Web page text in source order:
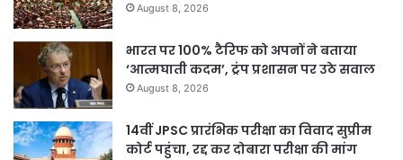
August 8, 2026
भारत पर 100% टैरिफ को अपनों ने बताया
‘आत्मघाती कदम’, ट्रंप प्रशासन पर उठे सवाल
August 8, 2026
14वीं JPSC प्रारंभिक परीक्षा का विवाद सुप्रीम
कोर्ट पहुंचा, रद्द कर दोबारा परीक्षा की मांग